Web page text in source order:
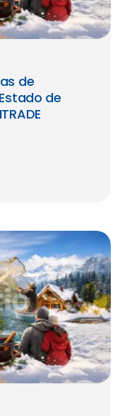
de
de